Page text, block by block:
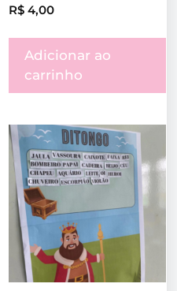
R$ 4,00
Adicionar ao
carrinho